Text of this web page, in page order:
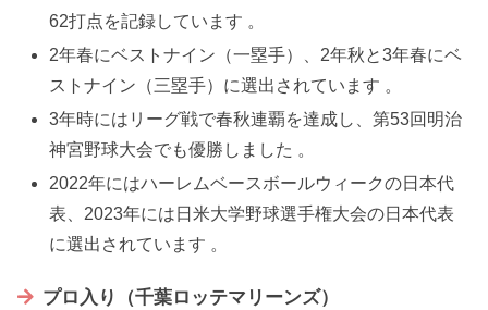
62打点を記録しています 。
2年春にベストナイン（一塁手）、2年秋と3年春にベ
ストナイン（三塁手）に選出されています 。
3年時にはリーグ戦で春秋連覇を達成し、第53回明治
神宮野球大会でも優勝しました 。
2022年にはハーレムベースボールウィークの日本代
表、2023年には日米大学野球選手権大会の日本代表
に選出されています 。
プロ入り（千葉ロッテマリーンズ）